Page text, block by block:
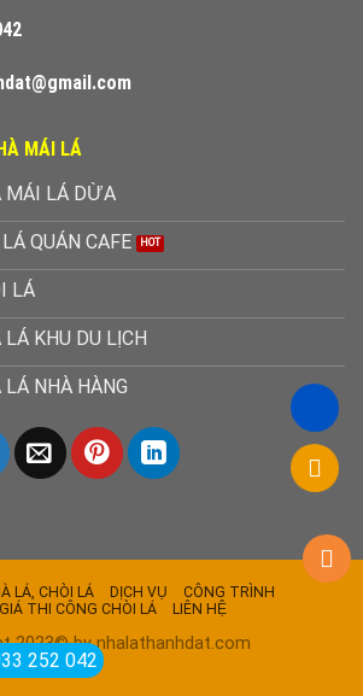
MÁI LÁ
MÁI LÁ DỪA
QUÁN CAFE
LÁ
KHU DU LỊCH
NHÀ HÀNG
LÁ, CHÒI LÁ DỊCH VỤ
CÔNG TRÌNH
THI CÔNG CHÒI LÁ
LIÊN HỆ
2023© by nhalathanhdat.com
252 042